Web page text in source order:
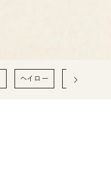
ヘイロー 0.2ct